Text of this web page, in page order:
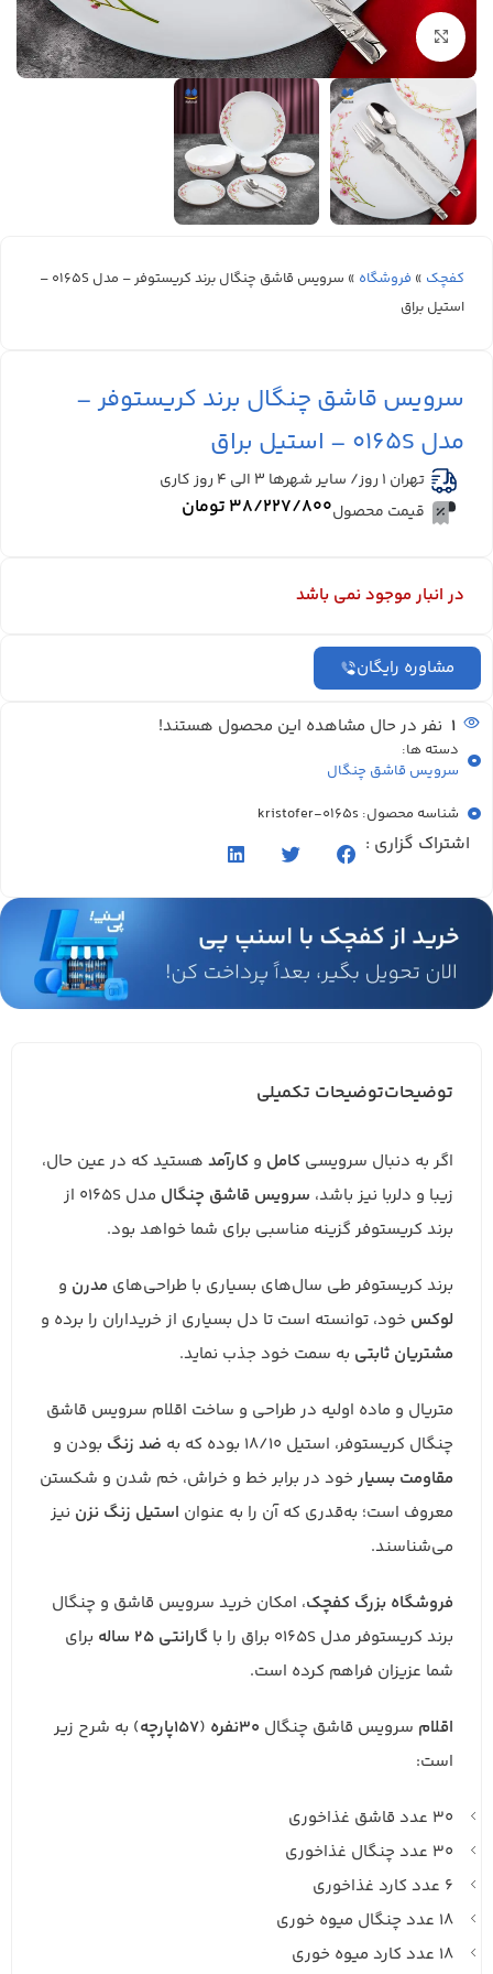
بزرگنمایی تصویر
کفچک » فروشگاه »
سرویس قاشق چنگال برند کریستوفر – مدل 0165S –
استیل براق
سرویس قاشق چنگال برند کریستوفر –
مدل 0165S – استیل براق
تهران 1 روز/ سایر شهرها ۳ الی ۴ روز کاری
قیمت محصول۳۸/۲۲۷/۸۰۰ تومان
در انبار موجود نمی باشد
مشاوره رایگان
1 نفر در حال مشاهده این محصول هستند!
دسته ها:
سرویس قاشق چنگال
شناسه محصول: kristofer-0165s
اشتراک گزاری :
توضیحاتتوضیحات تکمیلی
اگر به دنبال سرویسی کامل و کارآمد هستید که در عین حال،
زیبا و دلربا نیز باشد، سرویس قاشق چنگال
مدل 0165S از
برند کریستوفر گزینه مناسبی برای شما خواهد بود.
برند کریستوفر طی سال‌های بسیاری با طراحی‌های مدرن و
لوکس خود، توانسته است تا دل بسیاری از خریداران را برده و
مشتریان ثابتی به سمت خود جذب نماید.
متریال و ماده اولیه در طراحی و ساخت اقلام سرویس قاشق
چنگال کریستوفر، استیل 18/10 بوده که به
ضد زنگ بودن و
مقاومت بسیار خود در برابر خط و خراش، خم شدن و شکستن
معروف است؛ به‌قدری که آن را به عنوان استیل زنگ نزن نیز
می‌شناسند.
فروشگاه بزرگ کفچک، امکان خرید سرویس قاشق و چنگال
برند کریستوفر مدل 0165S براق را با
گارانتی 25 ساله
برای
شما عزیزان فراهم کرده است.
اقلام سرویس قاشق چنگال ۳۰نفره (۱۵۷پارچه
) به شرح زیر
است:
۳۰ عدد قاشق غذاخوری
۳۰ عدد چنگال غذاخوری
۶ عدد کارد غذاخوری
۱۸ عدد چنگال میوه خوری
۱۸ عدد کارد میوه خوری